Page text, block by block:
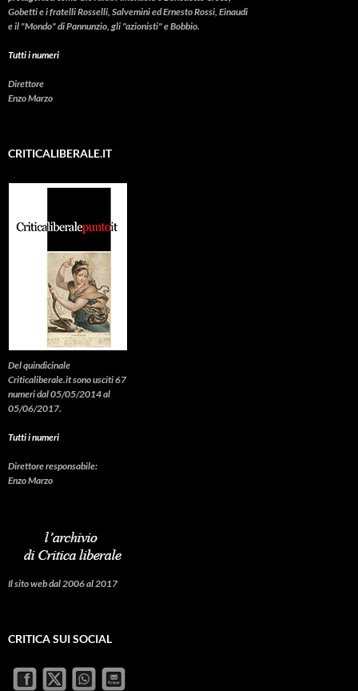
Gobetti e i fratelli Rosselli, Salvemini ed Ernesto Rossi, Einaudi
e il "Mondo" di Pannunzio, gli "azionisti" e Bobbio.
Tutti i numeri
Direttore
Enzo Marzo
CRITICALIBERALE.IT
Del quindicinale
Criticaliberale.it sono usciti 67
numeri dal 05/05/2014 al
05/06/2017.
Tutti i numeri
Direttore responsabile:
Enzo Marzo
Il sito web dal 2006 al 2017
CRITICA SUI SOCIAL